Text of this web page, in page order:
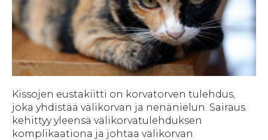
Kissojen eustakiitti on korvatorven tulehdus,
joka yhdistää välikorvan ja nenänielun. Sairaus
kehittyy yleensä välikorvatulehduksen
komplikaationa ja johtaa välikorvan